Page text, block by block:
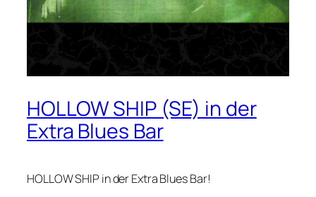
HOLLOW SHIP (SE) in der
Extra Blues Bar
HOLLOW SHIP in der Extra Blues Bar!